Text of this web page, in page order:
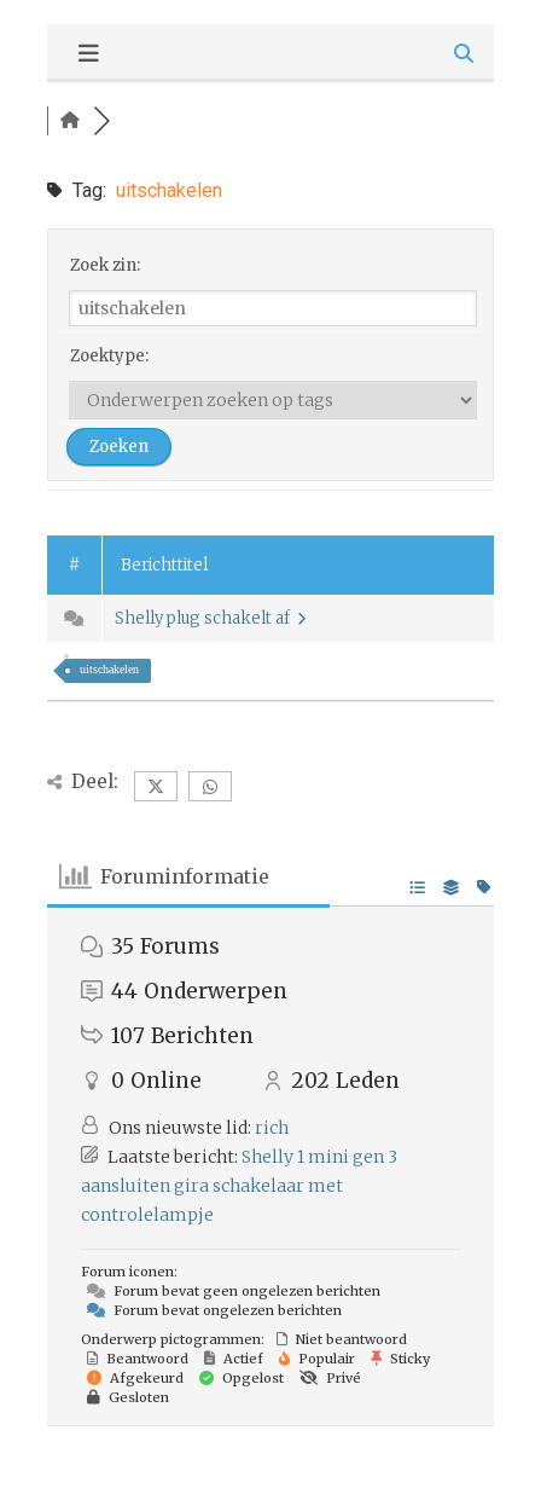
Tag: uitschakelen
Zoek zin:
Zoektype:
# Berichttitel
Shelly plug schakelt af
uitschakelen
Deel:
Foruminformatie
35 Forums
44 Onderwerpen
107 Berichten
0 Online 202 Leden
Ons nieuwste lid: rich
Laatste bericht: Shelly 1 mini gen 3
aansluiten gira schakelaar met
controlelampje
Forum iconen:
Forum bevat geen ongelezen berichten
Forum bevat ongelezen berichten
Onderwerp pictogrammen:
Niet beantwoord
Beantwoord
Actief Populair
Sticky
Afgekeurd
Opgelost
Privé
Gesloten